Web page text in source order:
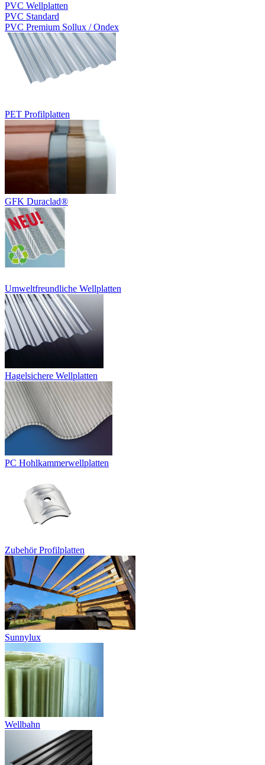
PVC Wellplatten
PVC Standard
PVC Premium Sollux / Ondex
PET Profilplatten
GFK Duraclad®
Umweltfreundliche Wellplatten
Hagelsichere Wellplatten
PC Hohlkammerwellplatten
Zubehör Profilplatten
Sunnylux
Wellbahn